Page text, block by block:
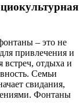
– это не
привлечения и
встреч, отдыха и
Семьи
свидания,
Фонтаны